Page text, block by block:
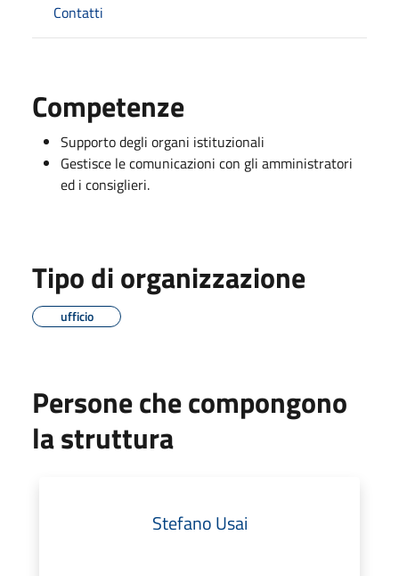
Contatti
Competenze
Supporto degli organi istituzionali
Gestisce le comunicazioni con gli amministratori
ed i consiglieri.
Tipo di organizzazione
ufficio
Persone che compongono
la struttura
Stefano Usai